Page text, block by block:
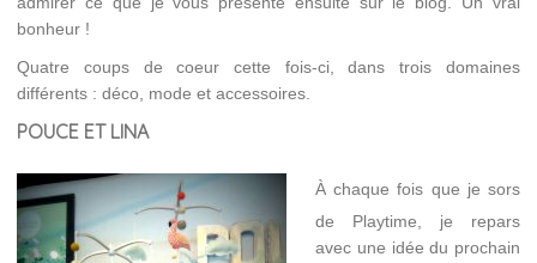
bonheur !
Quatre coups de coeur cette fois-ci, dans trois domaines
différents : déco, mode et accessoires.
POUCE ET LINA
À chaque fois que je sors
de Playtime, je repars
avec une idée du prochain